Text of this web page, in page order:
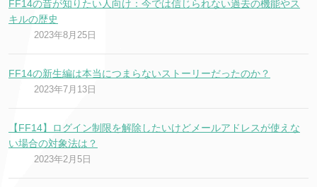
FF14の昔が知りたい人向け：今では信じられない過去の機能やス
キルの歴史
2023年8月25日
FF14の新生編は本当につまらないストーリーだったのか？
2023年7月13日
【FF14】ログイン制限を解除したいけどメールアドレスが使えな
い場合の対象法は？
2023年2月5日